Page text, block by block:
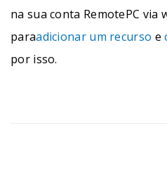
na sua conta RemotePC via
paraadicionar um recurso e
por isso.